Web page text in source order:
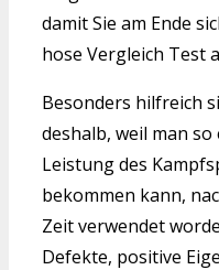
damit Sie am Ende
hose Vergleich Test
Besonders hilfreich
deshalb, weil man
Leistung des
bekommen kann,
Zeit verwendet
Defekte, positive